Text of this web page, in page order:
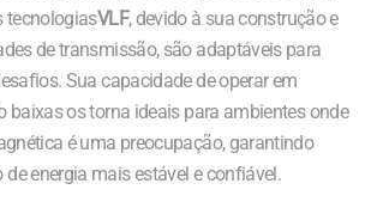
tecnologiasVLF, devido à sua construção e
de transmissão, são adaptáveis para
Sua capacidade de operar em
baixas os torna ideais para ambientes onde
é uma preocupação, garantindo
energia mais estável e confiável.